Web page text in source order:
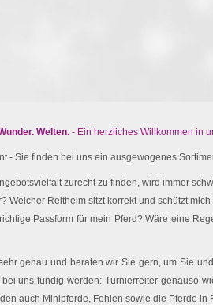
Welten. - Ein herzliches Willkommen in
- Sie finden bei uns ein ausgewogenes
zurecht zu finden, wird immer
Welcher Reithelm sitzt korrekt und schützt
Passform für mein Pferd? Wäre eine
genau und beraten wir Sie gern, um Sie
uns fündig werden: Turnierreiter genauso
auch Minipferde, Fohlen sowie die Pferde